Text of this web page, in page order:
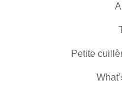
Petite